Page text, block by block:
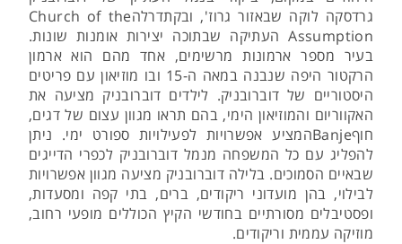
גרדסקה לוקה שבאזור גרוז', ובקתדרלהChurch of the
Assumption העתיקה שבתוכה יצירות אומנות שונות.
בעיר מספר ארמונות מרשימים, אחד מהם הוא ארמון
הרקטור היפה שנבנה במאה ה-15 ובו מוזיאון עם פריטים
היסטוריים של דוברובניק. לילדים דוברובניק מציעה את
האקווריום והמוזיאון הימי, בהם תראו מגוון עצום של דגים,
חוףBanjeהמציע אפשרויות לפעילויות ספורט ימי. ניתן
להפליג עם כל המשפחה מנמל דוברובניק לכפרי הדייגים
שבאיים הסמוכים. בלילה דוברובניק מציעה מגוון אפשרויות
לבילוי, בהן מועדוני ריקודים, ברים, בתי קפה ומסעדות,
ופסטיבלים מסורתיים בחודשי הקיץ הכוללים מופעי רחוב,
מוזיקה עממית וריקודים.